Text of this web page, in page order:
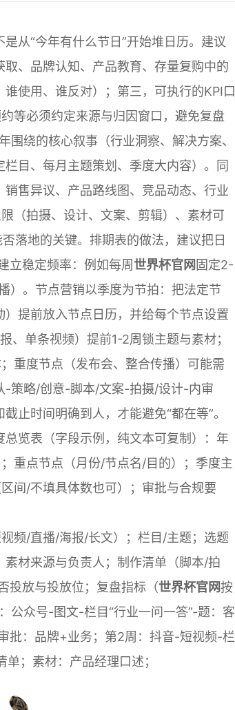
从“今年有什么节日”开始堆日历。建议
、品牌认知、产品教育、存量复购中的
使用、谁反对）；第三，可执行的KPI口
等必须约定来源与归因窗口，避免复盘
围绕的核心叙事（行业洞察、解决方案、
目、每月主题策划、季度大内容）。同
售异议、产品路线图、竞品动态、行业
（拍摄、设计、文案、剪辑）、素材可
落地的关键。排期表的做法，建议把日
立稳定频率：例如每周 世界杯官网 固定2-
）。节点营销以季度为节拍：把法定节
提前放入节点日历，并给每个节点设置
、单条视频）提前1-2周锁主题与素材；
重度节点（发布会、整合传播）可能需
-策略/创意-脚本/文案-拍摄/设计-内审
止时间明确到人，才能避免“都在等”。
览表（字段示例，纯文本可复制）：年
重点节点（月份/节点名/目的）；季度主
间/不填具体数也可）；审批与合规要
频/直播/海报/长文）；栏目/主题；选题
材来源与负责人；制作清单（脚本/拍
投放与投放位；复盘指标（世界杯官网按
公众号-图文-栏目“行业一问一答”-题：客
批：品牌+业务；第2周：抖音-短视频-栏
；素材：产品经理口述；